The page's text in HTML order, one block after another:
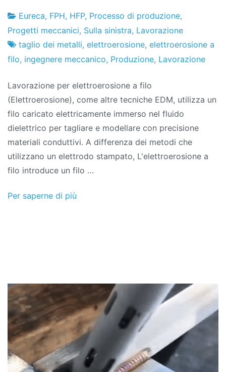
Fabbrica
di
progetti
22
di
maggio
2024
Eureca, FPH, HFP, Processo di produzione,
Progetti meccanici, Sulla sinistra, Lavorazione
taglio dei metalli, elettroerosione, elettroerosione a
filo, ingegnere meccanico, Produzione, Lavorazione
Lavorazione per elettroerosione a filo
(Elettroerosione), come altre tecniche EDM, utilizza un
filo caricato elettricamente immerso nel fluido
dielettrico per tagliare e modellare con precisione
materiali conduttivi. A differenza dei metodi che
utilizzano un elettrodo stampato, L'elettroerosione a
filo introduce un filo …
Per saperne di più